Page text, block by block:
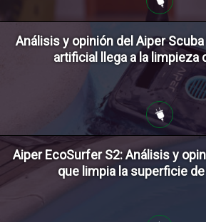
Análisis y opinión del Aiper
artificial llega a la limpieza
Aiper EcoSurfer S2: Análisis y
que limpia la superficie